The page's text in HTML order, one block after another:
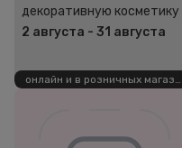
декоративную косметику
2 августа - 31 августа
онлайн и в розничных магазинах